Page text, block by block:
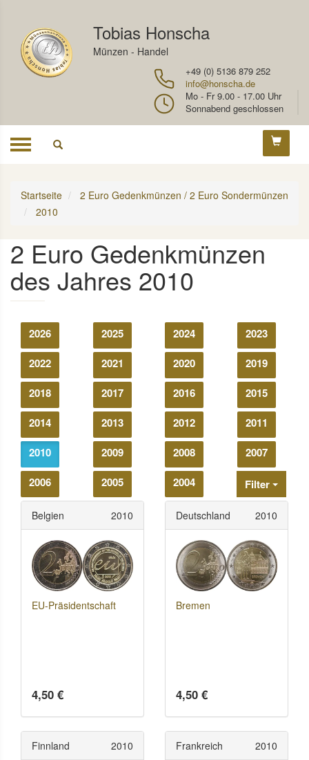
Tobias Honscha
Münzen - Handel
+49 (0) 5136 879 252
info@honscha.de
Mo - Fr 9.00 - 17.00 Uhr
Sonnabend geschlossen
Toggle
Startseite
2 Euro Gedenkmünzen / 2 Euro Sondermünzen
2010
2 Euro Gedenkmünzen
des Jahres 2010
2026 2025 2024
2023
2022
2021 2020
2019
2018
2017 2016
2015
2014
2013 2012
2011
2010
2009 2008
2007
2006
2005 2004 Filter
Belgien 2010
EU-Präsidentschaft
4,50 €
Deutschland 2010
Bremen
4,50 €
Finnland 2010 Frankreich 2010